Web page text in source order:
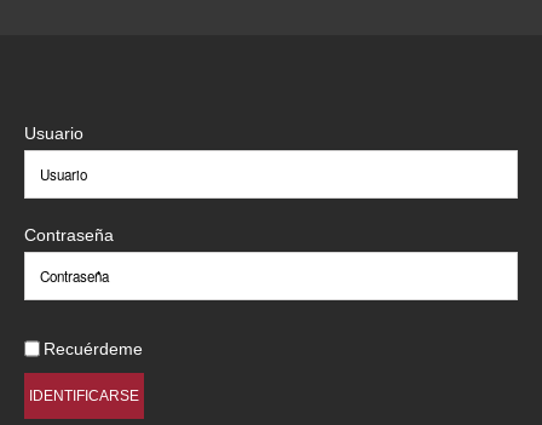
Usuario
Contraseña
Recuérdeme
IDENTIFICARSE